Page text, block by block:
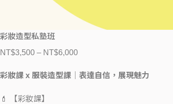
彩妝造型私塾班
NT$3,500 – NT$6,000
彩妝課 x 服裝造型課｜表達自信，展現魅力
💄 【彩妝課】